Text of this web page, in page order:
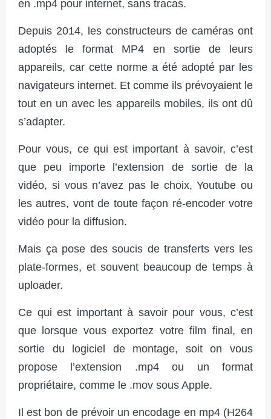
en .mp4 pour internet, sans tracas.
Depuis 2014, les constructeurs de caméras ont
adoptés le format MP4 en sortie de leurs
appareils, car cette norme a été adopté par les
navigateurs internet. Et comme ils prévoyaient le
tout en un avec les appareils mobiles, ils ont dû
s’adapter.
Pour vous, ce qui est important à savoir, c’est
que peu importe l’extension de sortie de la
vidéo, si vous n’avez pas le choix, Youtube ou
les autres, vont de toute façon ré-encoder votre
vidéo pour la diffusion.
Mais ça pose des soucis de transferts vers les
plate-formes, et souvent beaucoup de temps à
uploader.
Ce qui est important à savoir pour vous, c’est
que lorsque vous exportez votre film final, en
sortie du logiciel de montage, soit on vous
propose l’extension .mp4 ou un format
propriétaire, comme le .mov sous Apple.
Il est bon de prévoir un encodage en mp4 (H264